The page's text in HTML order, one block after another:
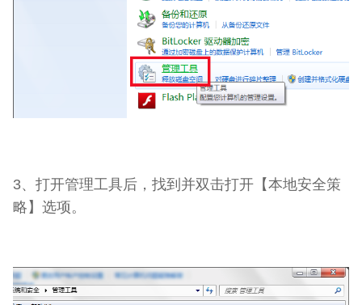
3、打开管理工具后，找到并双击打开【本地安全策
略】选项。